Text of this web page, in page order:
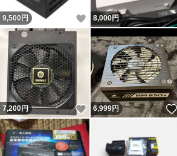
9,500 円 いいね！
8,000円
7,200円 いいね！
6,999円